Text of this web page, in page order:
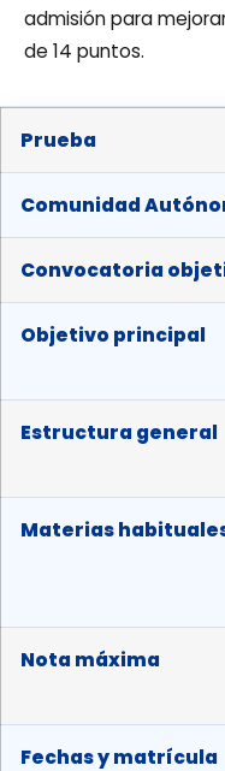
admisión para
de 14 puntos.
Prueba
Comunidad
Convocatoria
Objetivo principal
Estructura general
Materias
Nota máxima
Fechas y matrícula